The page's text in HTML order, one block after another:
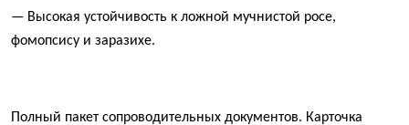
— Высокая устойчивость к ложной мучнистой росе,
фомопсису и заразихе.
Полный пакет сопроводительных документов. Карточка